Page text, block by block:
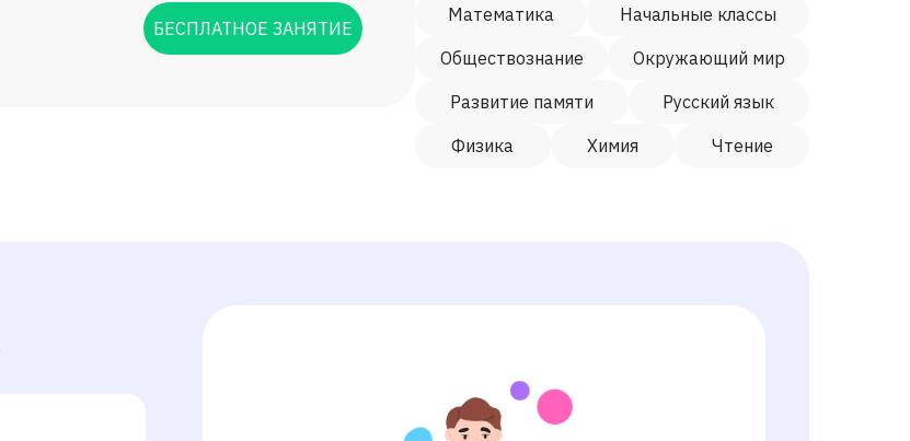
БЕСПЛАТНОЕ ЗАНЯТИЕ
Математика
Начальные классы
Обществознание
Окружающий мир
Развитие памяти
Русский язык
Физика
Химия Чтение